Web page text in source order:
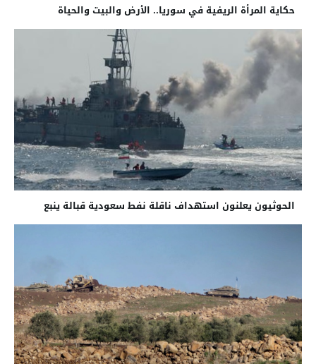
حكاية المرأة الريفية في سوريا.. الأرض والبيت والحياة
الحوثيون يعلنون استهداف ناقلة نفط سعودية قبالة ينبع